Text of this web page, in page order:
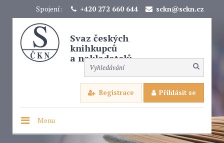
Spojení: +420 272 660 644 sckn@sckn.cz
Svaz českých
knihkupců
a nakladatelů
Registrace Přihlásit se
Menu